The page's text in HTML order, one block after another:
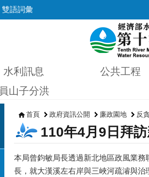
雙語詞彙
水利訊息 公共工程
員山子分洪
首頁 政府資訊公開 廉政園地 反
110年4月9日拜
本局曾鈞敏局長透過新北地區政風業
長，就大漢溪左右岸與三峽河疏濬與